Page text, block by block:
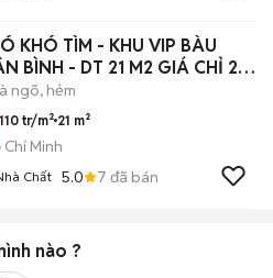
KHÓ TÌM - KHU VIP BÀU
BÌNH - DT 21 M2 GIÁ CHỈ 2,3
ngõ, hẻm
110 tr/m² 21 m²
Chí Minh
Chất 5.0 7 đã bán
nào ?